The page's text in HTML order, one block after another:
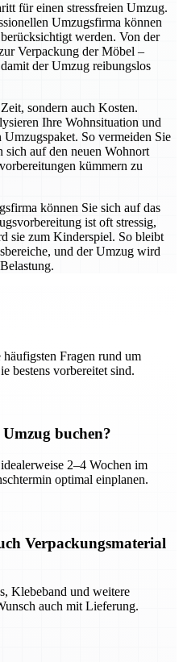
für einen stressfreien Umzug.
Umzugsfirma können
werden. Von der
Verpackung der Möbel –
der Umzug reibungslos
sondern auch Kosten.
Ihre Wohnsituation und
Umzugspaket. So vermeiden Sie
sich auf den neuen Wohnort
kümmern zu
können Sie sich auf das
ist oft stressig,
sie zum Kinderspiel. So bleibt
und der Umzug wird
Fragen rund um
bestens vorbereitet sind.
buchen?
2–4 Wochen im
optimal einplanen.
Verpackungsmaterial
Klebeband und weitere
auch mit Lieferung.